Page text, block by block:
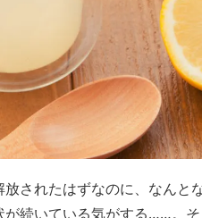
されたはずなのに、なんと
が続いている気がする……。